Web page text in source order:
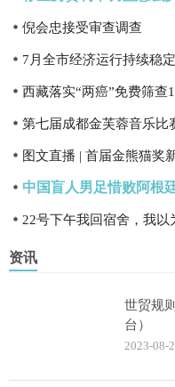
倪会忠接受审查调查
西藏落实“两癌”免费筛查
图文直播 | 首届金熊猫奖
资讯
世贸规
台）
2023-08-